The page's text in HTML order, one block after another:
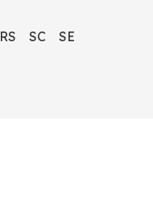
RS SC SE